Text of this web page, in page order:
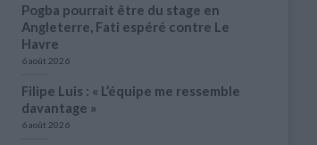
Pogba pourrait être du stage en
Angleterre, Fati espéré contre Le
Havre
6 août 2026
Filipe Luis : « L’équipe me ressemble
davantage »
6 août 2026